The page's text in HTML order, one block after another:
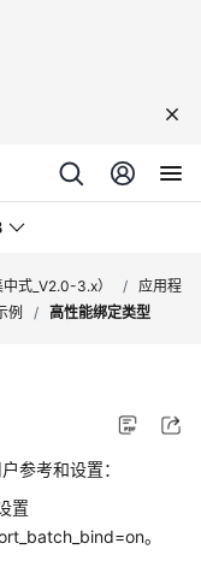
式_V2.0-3.x） / 应用程
例 / 高性能绑定类型
参考和设置：
置
。